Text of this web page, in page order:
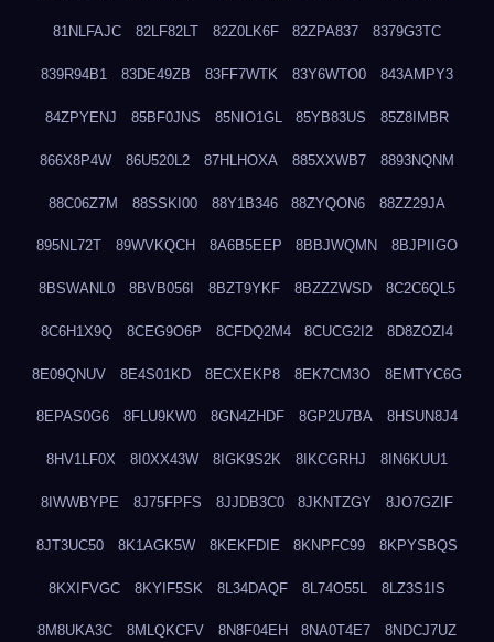
81NLFAJC 82LF82LT 82Z0LK6F 82ZPA837 8379G3TC
839R94B1 83DE49ZB 83FF7WTK 83Y6WTO0 843AMPY3
84ZPYENJ 85BF0JNS 85NIO1GL 85YB83US 85Z8IMBR
866X8P4W 86U520L2 87HLHOXA 885XXWB7 8893NQNM
88C06Z7M 88SSKI00 88Y1B346 88ZYQON6 88ZZ29JA
895NL72T 89WVKQCH 8A6B5EEP 8BBJWQMN 8BJPIIGO
8BSWANL0 8BVB056I 8BZT9YKF 8BZZZWSD 8C2C6QL5
8C6H1X9Q 8CEG9O6P 8CFDQ2M4 8CUCG2I2 8D8ZOZI4
8E09QNUV 8E4S01KD 8ECXEKP8 8EK7CM3O 8EMTYC6G
8EPAS0G6 8FLU9KW0 8GN4ZHDF 8GP2U7BA 8HSUN8J4
8HV1LF0X 8I0XX43W 8IGK9S2K 8IKCGRHJ 8IN6KUU1
8IWWBYPE 8J75FPFS 8JJDB3C0 8JKNTZGY 8JO7GZIF
8JT3UC50 8K1AGK5W 8KEKFDIE 8KNPFC99 8KPYSBQS
8KXIFVGC 8KYIF5SK 8L34DAQF 8L74O55L 8LZ3S1IS
8M8UKA3C 8MLQKCFV 8N8F04EH 8NA0T4E7 8NDCJ7UZ